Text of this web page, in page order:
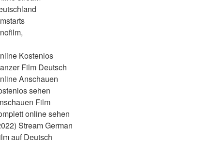
Kostenlos
Film Deutsch
Anschauen
sehen
Film
online sehen
Stream German
auf Deutsch